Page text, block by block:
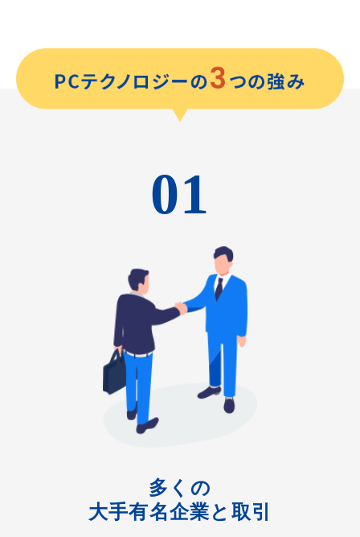
01
多くの
大手有名企業と取引